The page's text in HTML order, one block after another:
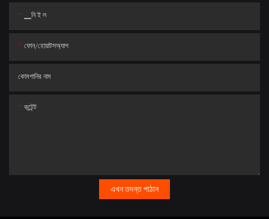
▁নি ই ল
ফোন/হোয়াটসঅ্যাপ
কোমপানির নাম
কন্টেন্ট
এখন তদন্ত পাঠান